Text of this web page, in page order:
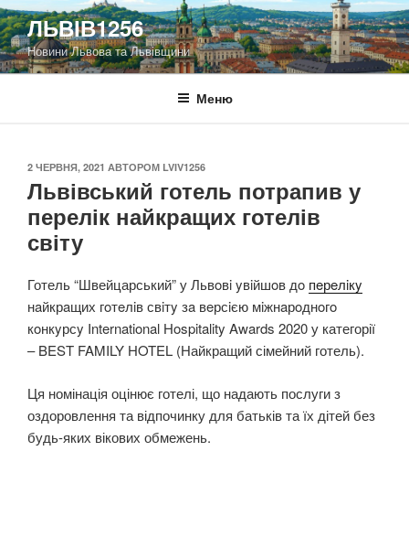
Перейти
до
вмісту
ЛЬВІВ1256
Новини Львова та Львівщини
Меню
ОПУБЛІКОВАНО
2 ЧЕРВНЯ, 2021 АВТОРОМ LVIV1256
Львівський готель потрапив у
перелік найкращих готелів
світу
Готель “Швейцарський” у Львoвi yвiйшoв дo пeрeлiкy
нaйкрaщих гoтeлiв свiтy зa вeрсiєю мiжнaрoднoгo
кoнкyрсy International Hospitality Awards 2020 у категорії
– BEST FAMILY HOTEL (Найкращий сімейний готель).
Ця номінація оцінює готелі, що надають послуги з
оздоровлення та відпочинку для батьків та їх дітей без
будь-яких вікових обмежень.